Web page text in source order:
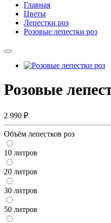
Главная
Цветы
Лепестки роз
Розовые лепестки роз
Розовые
2 990 ₽
Объём лепестков роз
10 литров
20 литров
30 литров
50 литров